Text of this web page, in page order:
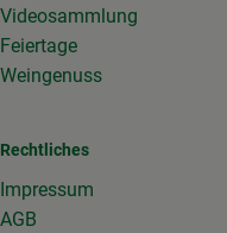
Videosammlung
Feiertage
Weingenuss
Rechtliches
Impressum
AGB